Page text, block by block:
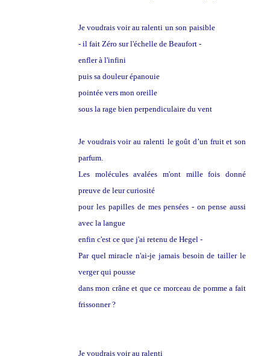
Je voudrais voir au ralenti un son paisible
- il fait Zéro sur l'échelle de Beaufort -
enfler à l'infini
puis sa douleur épanouie
pointée vers mon oreille
sous la rage bien perpendiculaire du vent
Je voudrais voir au ralenti le goût d’un fruit et son
parfum.
Les molécules avalées m'ont mille fois donné
preuve de leur curiosité
pour les papilles de mes pensées - on pense aussi
avec la langue
enfin c'est ce que j'ai retenu de Hegel -
Par quel miracle n'ai-je jamais besoin de tailler le
verger qui pousse
dans mon crâne et que ce morceau de pomme a fait
frissonner ?
Je voudrais voir au ralenti